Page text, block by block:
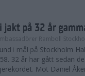
jakt på 32 år
Ramboll
i mål på Stockholm
32 år har gått sedan
Möt Daniel